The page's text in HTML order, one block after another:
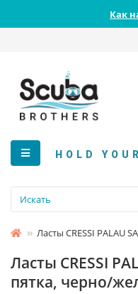
Как
HOLD
Ласты CRESSI PALAU
Ласты CRESSI
пятка, черно/